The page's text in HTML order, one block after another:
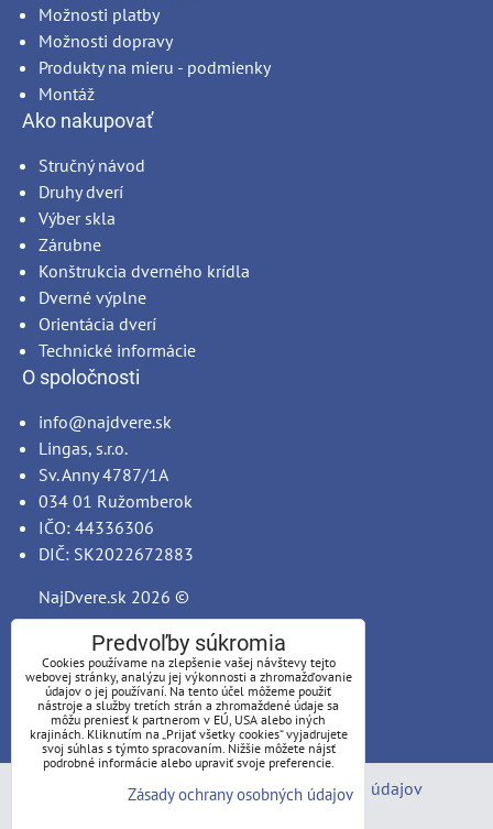
Možnosti platby
Možnosti dopravy
Produkty na mieru - podmienky
Montáž
Ako nakupovať
Stručný návod
Druhy dverí
Výber skla
Zárubne
Konštrukcia dverného krídla
Dverné výplne
Orientácia dverí
Technické informácie
O spoločnosti
info@najdvere.sk
Lingas, s.r.o.
Sv. Anny 4787/1A
034 01 Ružomberok
IČO: 44336306
DIČ: SK2022672883
NajDvere.sk 2026 ©
Predvoľby súkromia
Zásady ochrany osobných údajov
Predvoľby súkromia
Cookies používame na zlepšenie vašej návštevy tejto
webovej stránky, analýzu jej výkonnosti a zhromažďovanie
údajov o jej používaní. Na tento účel môžeme použiť
nástroje a služby tretích strán a zhromaždené údaje sa
môžu preniesť k partnerom v EÚ, USA alebo iných
krajinách. Kliknutím na „Prijať všetky cookies“ vyjadrujete
svoj súhlas s týmto spracovaním. Nižšie môžete nájsť
podrobné informácie alebo upraviť svoje preferencie.
Zásady ochrany osobných údajov